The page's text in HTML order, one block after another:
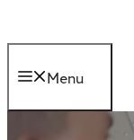
Menu